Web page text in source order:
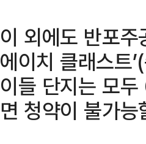
이 외에도 반포주
에이치 클래스트
이들 단지는 모
면 청약이 불가